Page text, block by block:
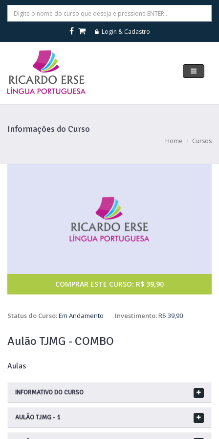
Login & Cadastro
Navegar
Informações do Curso
Home Cursos
COMPRAR ESTE CURSO: R$ 39,90
Status do Curso:Em Andamento Investimento:R$ 39,90
Aulão TJMG - COMBO
Aulas
INFORMATIVO DO CURSO
AULÃO TJMG - 1